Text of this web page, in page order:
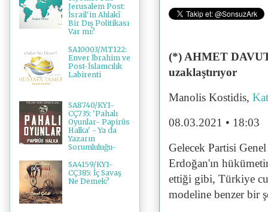
(*) AHMET
uzaklaştırıyor
Manolis Kostidis,
08.03.2021 • 18:03
Gelecek Partisi
Erdoğan'ın
ettiği gibi, Türkiye
modeline benzer bir
Jerusalem Post:
İsrail'in Ahlakî
Bir Dış Politikası
Var mı?
SA10003/MT122:
Enver İbrahim ve
Post-İslamcılık
Labirenti
SA8740/KY1-
CÇ735: 'Pahalı
Oyunlar- Papirüs
Halka' - Ya da
Yazarın
Sorumluluğu-
SA4159/KY1-
CÇ385: İç Savaş
Ne Demek?